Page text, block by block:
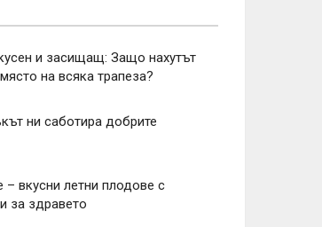
и засищащ: Защо нахутът
на всяка трапеза?
ни саботира добрите
– вкусни летни плодове с
за здравето